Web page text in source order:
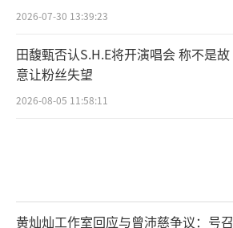
2026-07-30 13:39:23
田馥甄否认S.H.E将开演唱会 称不是故
意让粉丝失望
2026-08-05 11:58:11
黄灿灿工作室回应与曾沛慈争议：号召